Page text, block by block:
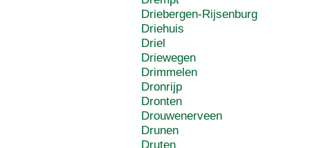
Driebergen-Rijsenburg
Driehuis
Driel
Driewegen
Drimmelen
Dronrijp
Dronten
Drouwenerveen
Drunen
Druten